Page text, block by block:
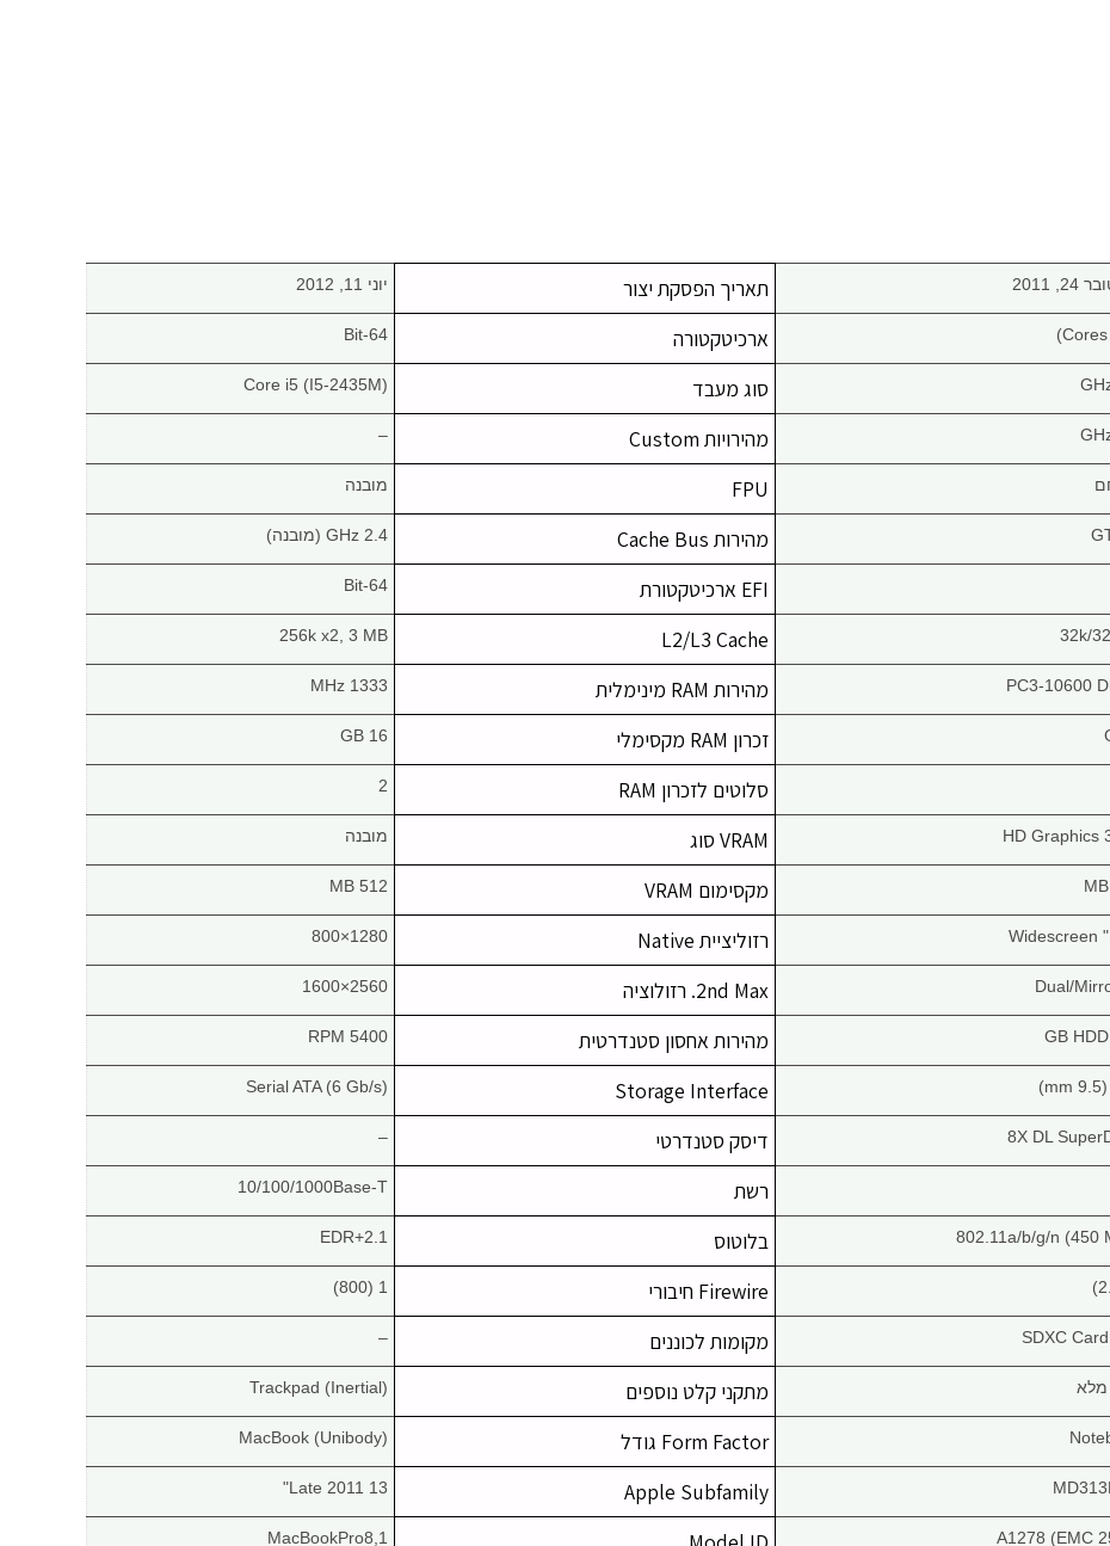
2011 תאריך הפסקת יצור יוני 11, 2012
ארכיטקטורה 64-Bit
סוג מעבד Core i5 (I5-2435M)
מהירויות Custom –
FPU מובנה
מהירות Cache Bus 2.4 GHz (מובנה)
EFI ארכיטקטורת 64-Bit
32k/
L2/L3 Cache
256k x2, 3 MB
PC3-10600 מהירות RAM מינימלית 1333 MHz
זכרון RAM מקסימלי 16 GB
סלוטים לזכרון RAM 2
HD Graphics VRAM סוג מובנה
מקסימום VRAM 512 MB
רזוליציית Native 1280×800
Dual/ 2nd Max. רזולוציה 2560×1600
מהירות אחסון סטנדרטית 5400 RPM
Storage Interface
Serial ATA (6 Gb/s)
8X DL דיסק סטנדרטי –
רשת 10/100/1000Base-T
802.11a/b/g/n (450 בלוטוס 2.1+EDR
Firewire חיבורי 1 (800)
SDXC מקומות לכוננים –
מלא מתקני קלט נוספים Trackpad (Inertial)
Form Factor גודל MacBook (Unibody)
Apple Subfamily
Late 2011 13"
A1278 (EMC
MacBookPro8,1